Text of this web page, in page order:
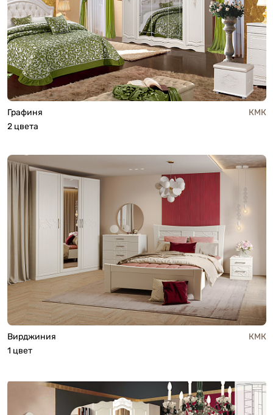
Графиня
КМК
2 цвета
Вирджиния
КМК
1 цвет